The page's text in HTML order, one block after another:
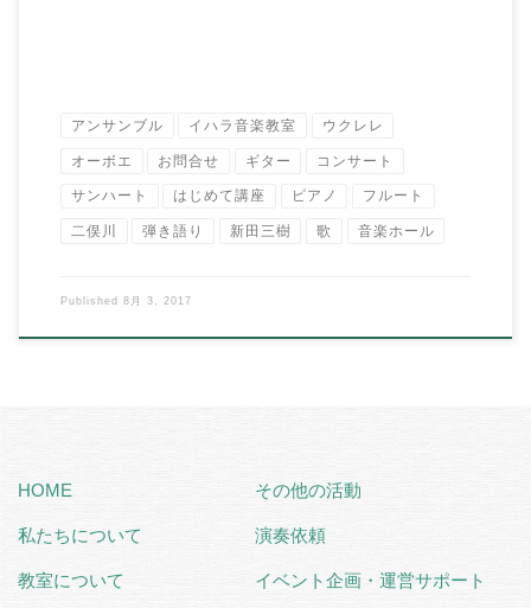
アンサンブル イハラ音楽教室 ウクレレ
オーボエ お問合せ ギター コンサート
サンハート はじめて講座 ピアノ フルート
二俣川 弾き語り 新田三樹 歌 音楽ホール
Published 8月 3, 2017
HOME
私たちについて
教室について
その他の活動
演奏依頼
イベント企画・運営サポート